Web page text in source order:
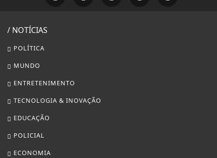
/ NOTÍCIAS
POLÍTICA
MUNDO
ENTRETENIMENTO
TECNOLOGIA & INOVAÇÃO
EDUCAÇÃO
POLICIAL
ECONOMIA